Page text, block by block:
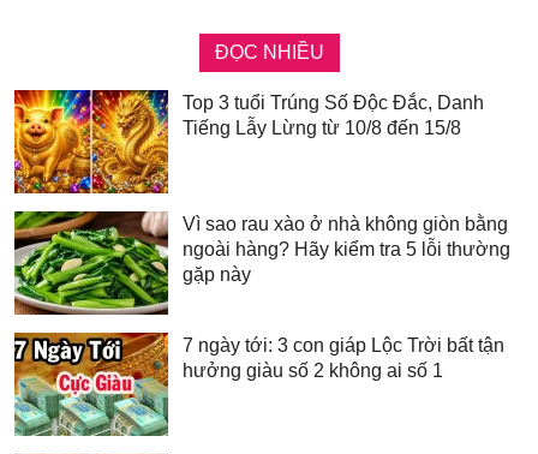
ĐỌC NHIỀU
Top 3 tuổi Trúng Số Độc Đắc, Danh
Tiếng Lẫy Lừng từ 10/8 đến 15/8
Vì sao rau xào ở nhà không giòn bằng
ngoài hàng? Hãy kiểm tra 5 lỗi thường
gặp này
7 ngày tới: 3 con giáp Lộc Trời bất tận
hưởng giàu số 2 không ai số 1